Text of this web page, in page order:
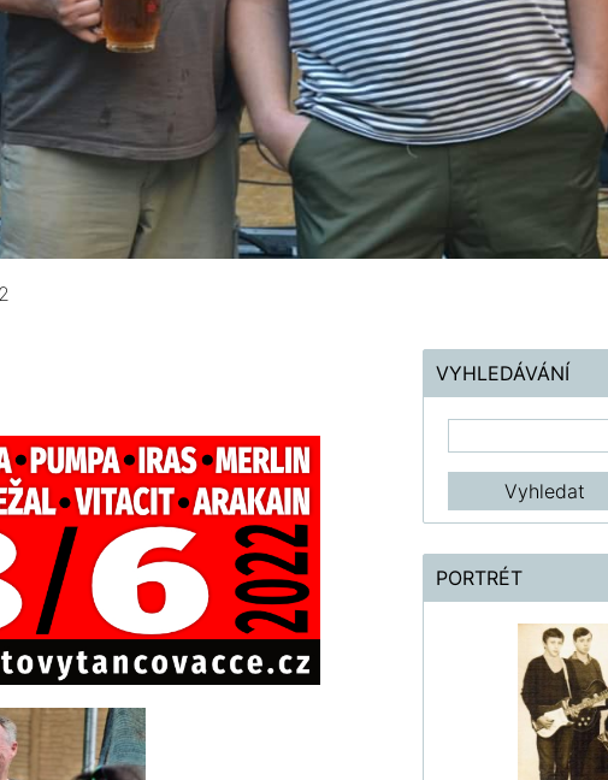
VYHLEDÁVÁNÍ
PORTRÉT